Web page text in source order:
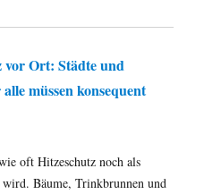
vor Ort: Städte und
müssen konsequent
oft Hitzeschutz noch als
Bäume, Trinkbrunnen und